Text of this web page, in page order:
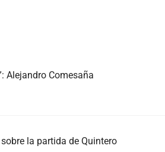
Alejandro Comesaña
la partida de Quintero